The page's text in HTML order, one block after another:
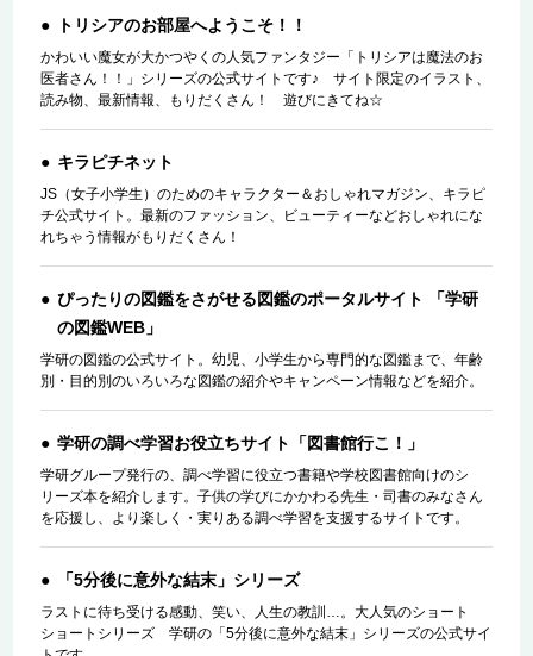
トリシアのお部屋へようこそ！！
かわいい魔女が大かつやくの人気ファンタジー「トリシアは魔法のお
医者さん！！」シリーズの公式サイトです♪ サイト限定のイラスト、
読み物、最新情報、もりだくさん！ 遊びにきてね☆
キラピチネット
JS（女子小学生）のためのキャラクター＆おしゃれマガジン、キラピ
チ公式サイト。最新のファッション、ビューティーなどおしゃれにな
れちゃう情報がもりだくさん！
ぴったりの図鑑をさがせる図鑑のポータルサイト 「学研
の図鑑WEB」
学研の図鑑の公式サイト。幼児、小学生から専門的な図鑑まで、年齢
別・目的別のいろいろな図鑑の紹介やキャンペーン情報などを紹介。
学研の調べ学習お役立ちサイト「図書館行こ！」
学研グループ発行の、調べ学習に役立つ書籍や学校図書館向けのシ
リーズ本を紹介します。子供の学びにかかわる先生・司書のみなさん
を応援し、より楽しく・実りある調べ学習を支援するサイトです。
「5分後に意外な結末」シリーズ
ラストに待ち受ける感動、笑い、人生の教訓…。大人気のショート
ショートシリーズ 学研の「5分後に意外な結末」シリーズの公式サイ